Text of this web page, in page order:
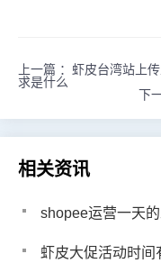
上一篇 ： 虾皮台湾站上
求是什么
下
相关资讯
shopee运营一天的工作内
虾皮大促活动时间有